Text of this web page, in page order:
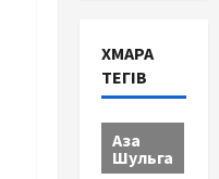
ХМАРА
ТЕГІВ
Аза
Шульга